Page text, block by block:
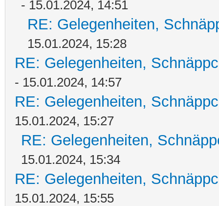
- 15.01.2024, 14:51
RE: Gelegenheiten,
15.01.2024, 15:28
RE: Gelegenheiten,
- 15.01.2024, 14:57
RE: Gelegenheiten,
15.01.2024, 15:27
RE: Gelegenheiten,
15.01.2024, 15:34
RE: Gelegenheiten,
15.01.2024, 15:55